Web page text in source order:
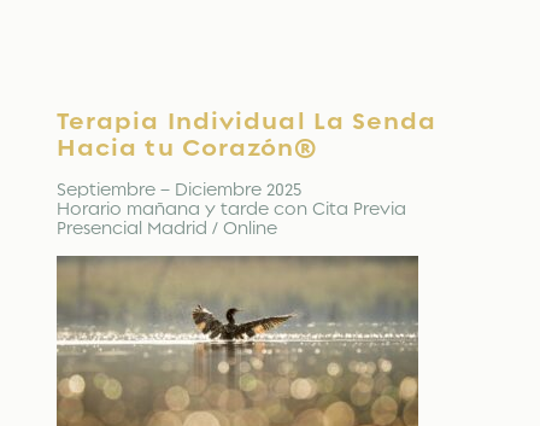
Terapia Individual La Senda
Hacia tu Corazón®
Septiembre – Diciembre 2025
Horario mañana y tarde con Cita Previa
Presencial Madrid / Online